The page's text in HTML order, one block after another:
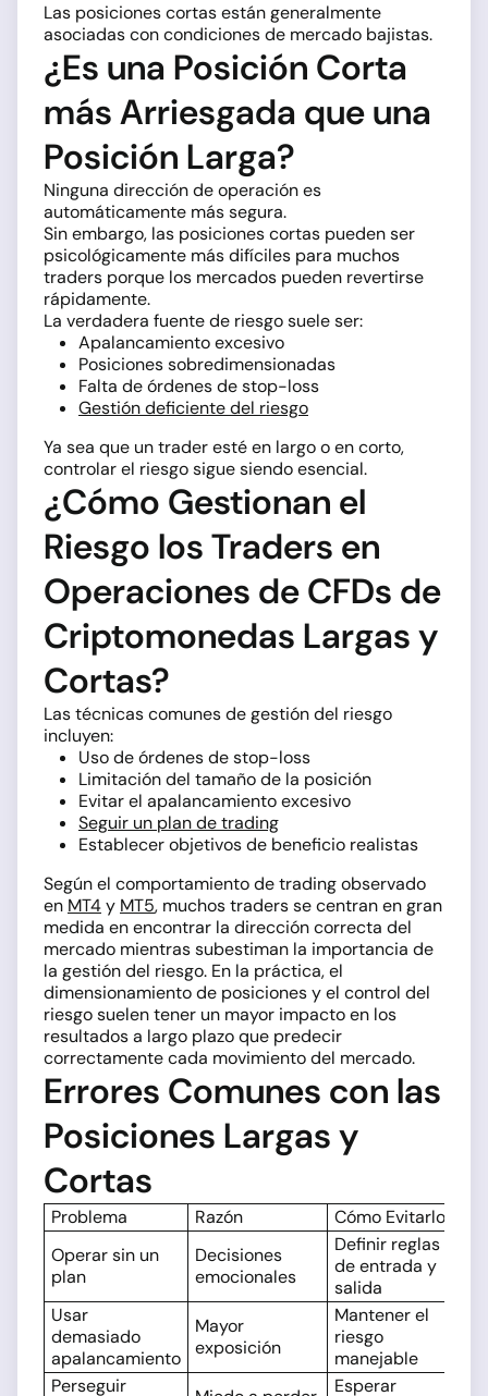
Las posiciones cortas están generalmente
asociadas con condiciones de mercado bajistas.
¿Es una Posición Corta
más Arriesgada que una
Posición Larga?
Ninguna dirección de operación es
automáticamente más segura.
Sin embargo, las posiciones cortas pueden ser
psicológicamente más difíciles para muchos
traders porque los mercados pueden revertirse
rápidamente.
La verdadera fuente de riesgo suele ser:
Apalancamiento excesivo
Posiciones sobredimensionadas
Falta de órdenes de stop-loss
Gestión deficiente del riesgo
Ya sea que un trader esté en largo o en corto,
controlar el riesgo sigue siendo esencial.
¿Cómo Gestionan el
Riesgo los Traders en
Operaciones de CFDs de
Criptomonedas Largas y
Cortas?
Las técnicas comunes de gestión del riesgo
incluyen:
Uso de órdenes de stop-loss
Limitación del tamaño de la posición
Evitar el apalancamiento excesivo
Seguir un plan de trading
Establecer objetivos de beneficio realistas
Según el comportamiento de trading observado
en MT4y MT5, muchos traders se centran en gran
medida en encontrar la dirección correcta del
mercado mientras subestiman la importancia de
la gestión del riesgo. En la práctica, el
dimensionamiento de posiciones y el control del
riesgo suelen tener un mayor impacto en los
resultados a largo plazo que predecir
correctamente cada movimiento del mercado.
Errores Comunes con las
Posiciones Largas y
Cortas
Problema Razón
Cómo Evitarlo
Operar sin un
plan
Decisiones
emocionales
Definir reglas
de entrada y
salida
Usar
demasiado
apalancamiento
Mayor
exposición
Mantener el
riesgo
manejable
Perseguir
Esperar